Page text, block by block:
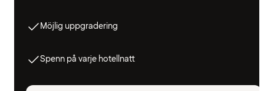
Möjlig uppgradering
Spenn på varje hotellnatt